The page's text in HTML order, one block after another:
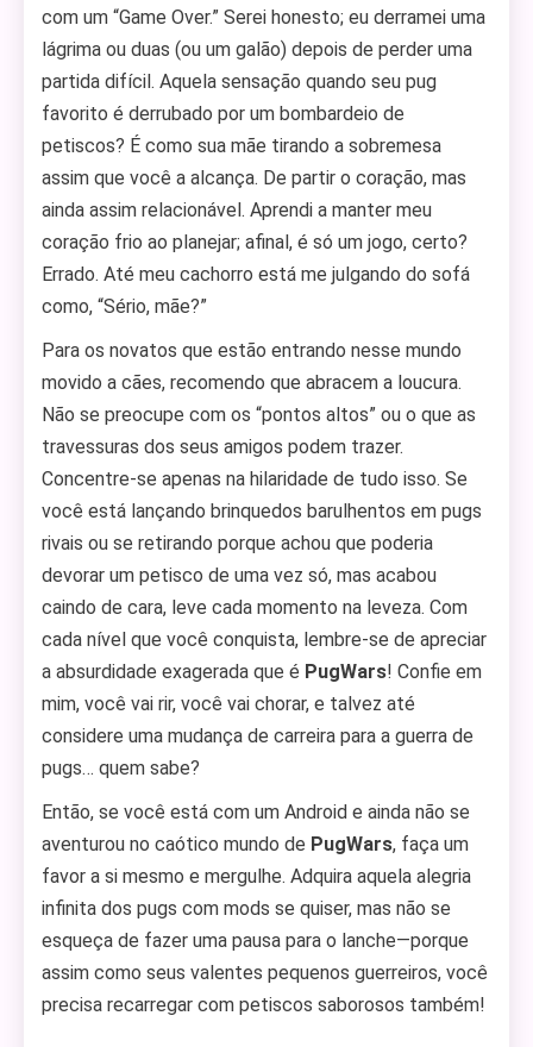
com um “Game Over.” Serei honesto; eu derramei uma
lágrima ou duas (ou um galão) depois de perder uma
partida difícil. Aquela sensação quando seu pug
favorito é derrubado por um bombardeio de
petiscos? É como sua mãe tirando a sobremesa
assim que você a alcança. De partir o coração, mas
ainda assim relacionável. Aprendi a manter meu
coração frio ao planejar; afinal, é só um jogo, certo?
Errado. Até meu cachorro está me julgando do sofá
como, “Sério, mãe?”
Para os novatos que estão entrando nesse mundo
movido a cães, recomendo que abracem a loucura.
Não se preocupe com os “pontos altos” ou o que as
travessuras dos seus amigos podem trazer.
Concentre-se apenas na hilaridade de tudo isso. Se
você está lançando brinquedos barulhentos em pugs
rivais ou se retirando porque achou que poderia
devorar um petisco de uma vez só, mas acabou
caindo de cara, leve cada momento na leveza. Com
cada nível que você conquista, lembre-se de apreciar
a absurdidade exagerada que é PugWars! Confie em
mim, você vai rir, você vai chorar, e talvez até
considere uma mudança de carreira para a guerra de
pugs… quem sabe?
Então, se você está com um Android e ainda não se
aventurou no caótico mundo de PugWars, faça um
favor a si mesmo e mergulhe. Adquira aquela alegria
infinita dos pugs com mods se quiser, mas não se
esqueça de fazer uma pausa para o lanche—porque
assim como seus valentes pequenos guerreiros, você
precisa recarregar com petiscos saborosos também!